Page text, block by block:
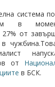
система
в
27% от
от
в БСК.